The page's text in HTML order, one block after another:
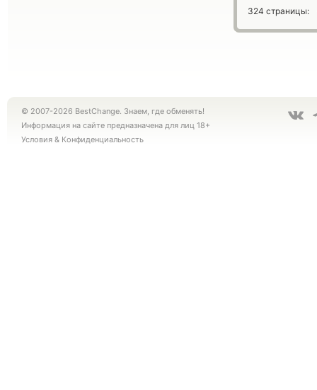
324 страницы:
© 2007-2026 BestChange. Знаем, где обменять!
Информация на сайте предназначена для лиц 18+
Условия & Конфиденциальность